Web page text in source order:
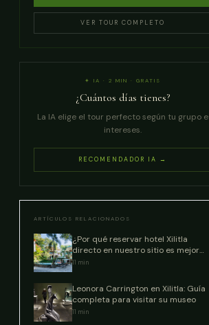
VER TOUR COMPLETO
✦ IA · 2 MIN · GRATIS
¿Cuántos días tienes?
La IA elige el tour perfecto según tu grupo e
intereses.
RECOMENDADOR IA →
ARTÍCULOS RELACIONADOS
¿Por qué reservar hotel Xilitla
directo en nuestro sitio es mejor
que las OTAs?
11 min
Leonora Carrington en Xilitla: Guía
completa para visitar su museo
11 min